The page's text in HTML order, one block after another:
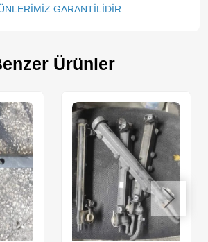
GARANTİLİDİR
Ürünler